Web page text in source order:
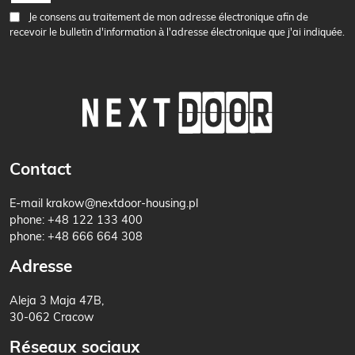
Je consens au traitement de mon adresse électronique afin de
recevoir le bulletin d'information à l'adresse électronique que j'ai indiquée.
Contact
E-mail krakow@nextdoor-housing.pl
phone: +48 122 133 400
phone: +48 666 664 308
Adresse
Aleja 3 Maja 47B,
30-062 Cracow
Réseaux sociaux